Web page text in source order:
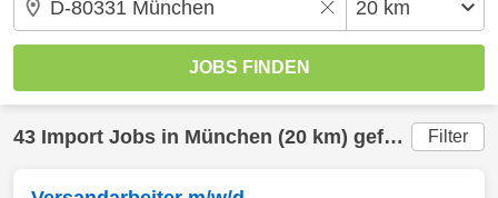
43 Import Jobs in München (20 km) gefunden Filter